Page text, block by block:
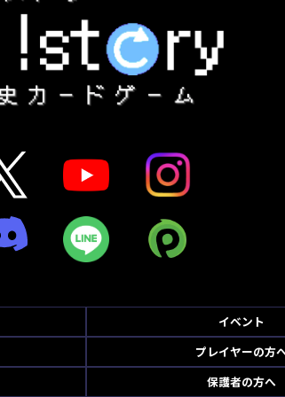
イベント
プレイヤーの方
保護者の方へ